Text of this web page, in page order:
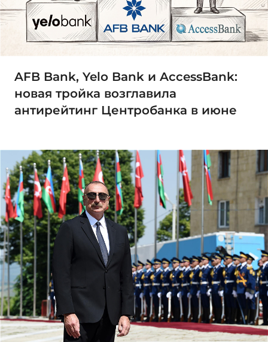
AFB Bank, Yelo Bank и AccessBank:
новая тройка возглавила
антирейтинг Центробанка в июне